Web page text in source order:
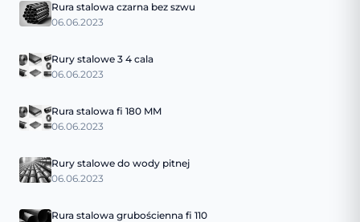
Rura stalowa czarna bez szwu
06.06.2023
Rury stalowe 3 4 cala
06.06.2023
Rura stalowa fi 180 MM
06.06.2023
Rury stalowe do wody pitnej
06.06.2023
Rura stalowa grubościenna fi 110